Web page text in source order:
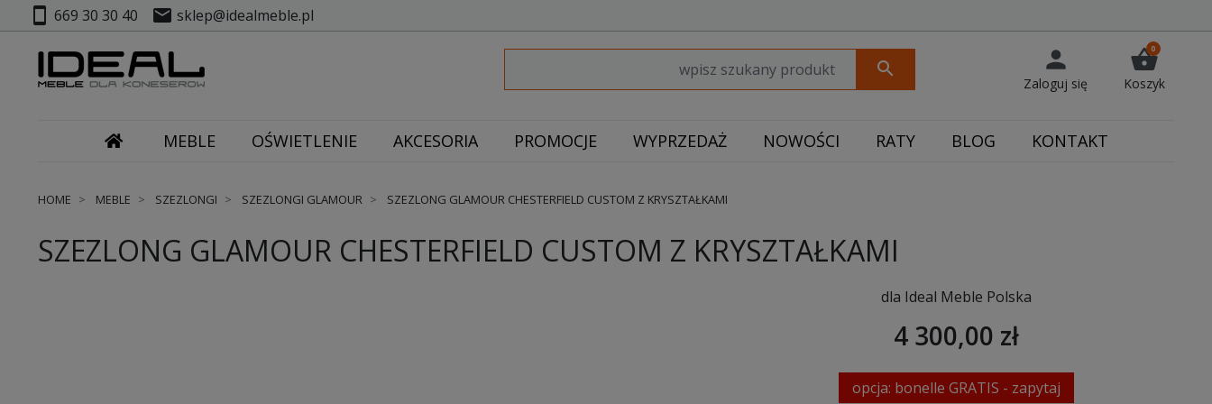
smartphone 669 30 30 40 mail sklep@idealmeble.pl
search person
Zaloguj się
shopping_basket
0
Koszyk
MEBLE OŚWIETLENIE AKCESORIA PROMOCJE WYPRZEDAŻ NOWOŚCI RATY BLOG KONTAKT
HOME MEBLE SZEZLONGI SZEZLONGI GLAMOUR SZEZLONG GLAMOUR CHESTERFIELD CUSTOM Z KRYSZTAŁKAMI
SZEZLONG GLAMOUR CHESTERFIELD CUSTOM Z KRYSZTAŁKAMI
dla Ideal Meble Polska
4 300,00 zł
opcja: bonelle GRATIS - zapytaj